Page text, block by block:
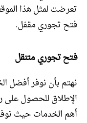
تعرضت لمثل هذا
فتح تجوري مقفل.
فتح تجوري متنقل
نهتم بأن نوفر أفضل
الإطلاق للحصول على
أهم الخدمات حيث